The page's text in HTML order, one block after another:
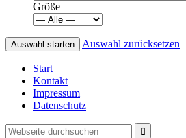
Größe
Auswahl zurücksetzen
Start
Kontakt
Impressum
Datenschutz